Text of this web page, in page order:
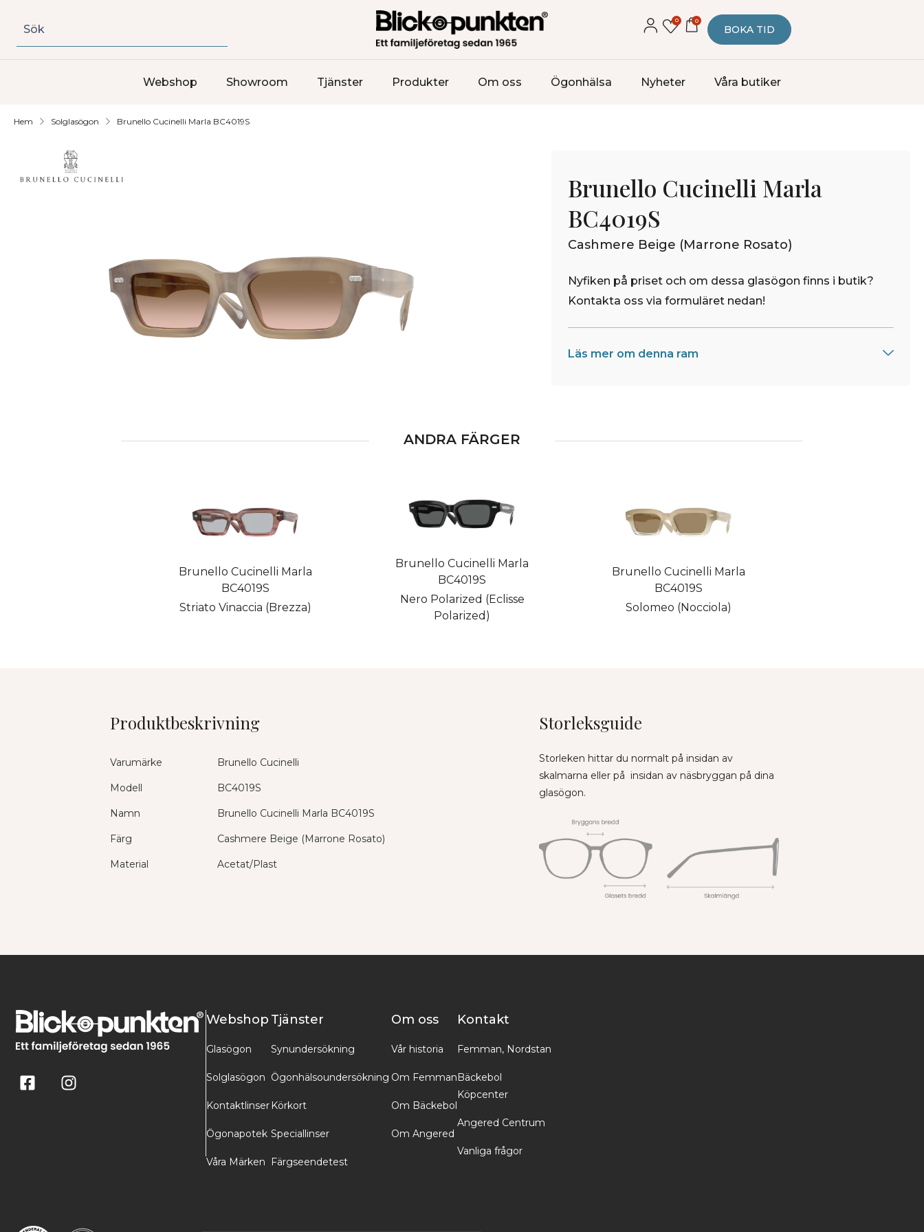
Sök
0 0
BOKA TID
Webshop Showroom Tjänster Produkter Om oss Ögonhälsa Nyheter Våra butiker
Hem Solglasögon Brunello Cucinelli Marla BC4019S
Brunello Cucinelli Marla
BC4019S
Cashmere Beige (Marrone Rosato)
Nyfiken på priset och om dessa glasögon finns i butik?
Kontakta oss via formuläret nedan!
Läs mer om denna ram
ANDRA FÄRGER
Brunello Cucinelli Marla
BC4019S
Striato Vinaccia (Brezza)
Brunello Cucinelli Marla
BC4019S
Nero Polarized (Eclisse
Polarized)
Brunello Cucinelli Marla
BC4019S
Solomeo (Nocciola)
Produktbeskrivning
Varumärke Brunello Cucinelli
Modell BC4019S
Namn Brunello Cucinelli Marla BC4019S
Färg Cashmere Beige (Marrone Rosato)
Material Acetat/Plast
Storleksguide
Storleken hittar du normalt på insidan av
skalmarna eller på insidan av näsbryggan på dina
glasögon.
Webshop
Glasögon
Solglasögon
Kontaktlinser
Ögonapotek
Våra Märken
Tjänster
Synundersökning
Ögonhälsoundersökning
Körkort
Speciallinser
Färgseendetest
Om oss
Vår historia
Om Femman
Om Bäckebol
Om Angered
Kontakt
Femman, Nordstan
Bäckebol
Köpcenter
Angered Centrum
Vanliga frågor